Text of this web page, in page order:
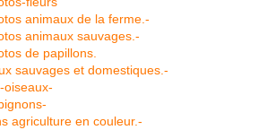
animaux de la ferme.-
animaux sauvages.-
de papillons.
sauvages et domestiques.-
oiseaux-
agriculture en couleur.-